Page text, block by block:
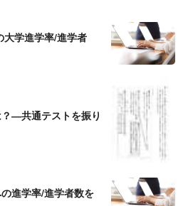
学進学率/進学者
？―共通テストを振り
進学率/進学者数を